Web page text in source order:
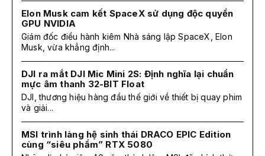
Elon Musk cam kết SpaceX sử dụng độc quyền
GPU NVIDIA
Giám đốc điều hành kiêm Nhà sáng lập SpaceX, Elon
Musk, vừa khẳng định...
DJI ra mắt DJI Mic Mini 2S: Định nghĩa lại chuẩn
mực âm thanh 32-BIT Float
DJI, thương hiệu hàng đầu thế giới về thiết bị quay phim
và giải...
MSI trình làng hệ sinh thái DRACO EPIC Edition
cùng “siêu phẩm” RTX 5080